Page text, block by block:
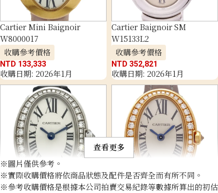
Cartier Mini Baignoir
W8000017
收購參考價格
NTD 133,333
收購日期: 2026年1月
Cartier Baignoir SM
W15133L2
收購參考價格
NTD 352,821
收購日期: 2026年1月
查看更多
※圖片僅供參考。
※實際收購價格將依商品狀態及配件是否齊全而有所不同。
※參考收購價格是根據本公司拍賣交易紀錄等數據所算出的初估